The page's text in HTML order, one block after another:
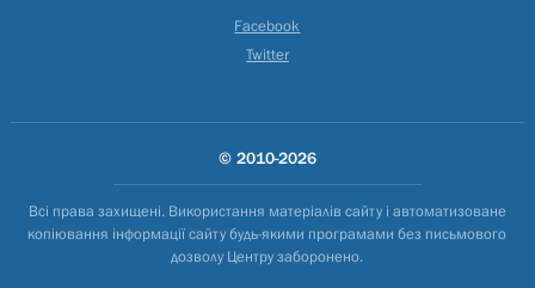
Facebook
Twitter
© 2010-2026
Всі права захищені. Використання матеріалів сайту і автоматизоване
копіювання інформації сайту будь-якими програмами без письмового
дозволу Центру заборонено.